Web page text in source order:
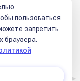
пользоваться
запретить
браузера.